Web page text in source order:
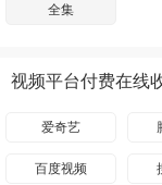
全集
视频平台付费在线
爱奇艺
百度视频